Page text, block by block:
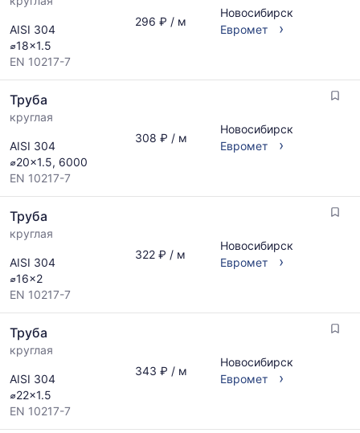
AISI 304
⌀18x1.5
EN 10217-7
296 ₽ / м
Новосибирск
Евромет
›
Труба
круглая
AISI 304
⌀20x1.5, 6000
EN 10217-7
308 ₽ / м
Новосибирск
Евромет
›
Труба
круглая
AISI 304
⌀16x2
EN 10217-7
322 ₽ / м
Новосибирск
Евромет
›
Труба
круглая
AISI 304
⌀22x1.5
EN 10217-7
343 ₽ / м
Новосибирск
Евромет
›